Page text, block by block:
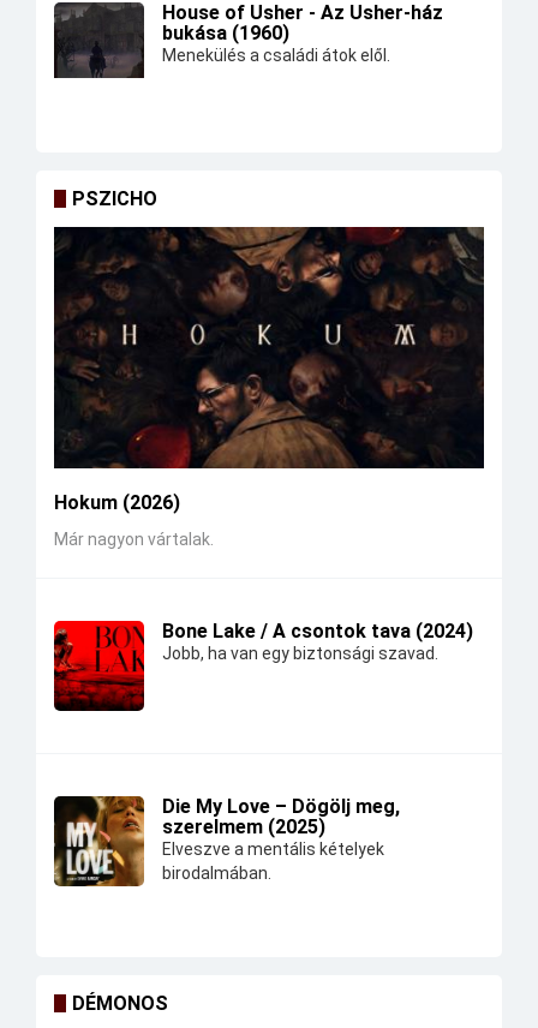
House of Usher - Az Usher-ház
bukása (1960)
Menekülés a családi átok elől.
PSZICHO
Hokum (2026)
Már nagyon vártalak.
Bone Lake / A csontok tava (2024)
Jobb, ha van egy biztonsági szavad.
Die My Love – Dögölj meg,
szerelmem (2025)
Elveszve a mentális kételyek
birodalmában.
DÉMONOS